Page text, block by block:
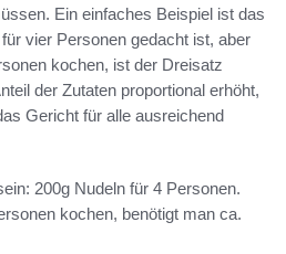
Ein einfaches Beispiel ist das
vier Personen gedacht ist, aber
kochen, ist der Dreisatz
der Zutaten proportional erhöht,
Gericht für alle ausreichend
200g Nudeln für 4 Personen.
kochen, benötigt man ca.